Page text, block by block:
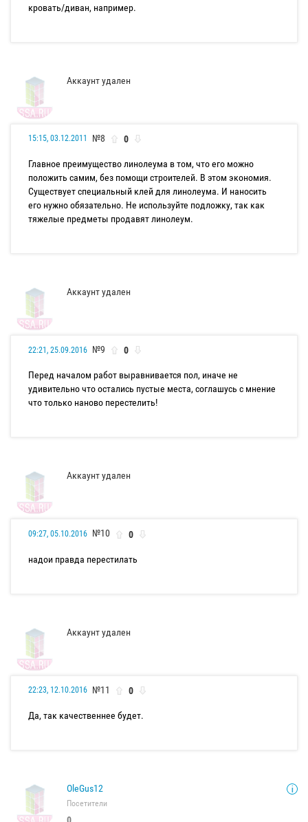
кровать/диван, например.
Аккаунт удален
15:15, 03.12.2011 №8 0
Главное преимущество линолеума в том, что его можно
положить самим, без помощи строителей. В этом экономия.
Существует специальный клей для линолеума. И наносить
его нужно обязательно. Не используйте подложку, так как
тяжелые предметы продавят линолеум.
Аккаунт удален
22:21, 25.09.2016 №9 0
Перед началом работ выравнивается пол, иначе не
удивительно что остались пустые места, соглашусь с мнение
что только наново перестелить!
Аккаунт удален
09:27, 05.10.2016 №10 0
надои правда перестилать
Аккаунт удален
22:23, 12.10.2016 №11 0
Да, так качественнее будет.
OleGus12
Посетители